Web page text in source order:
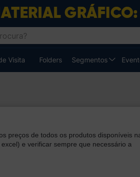
Visita Folders Segmentos
preços de todos os produtos disponíveis
e verificar sempre que necessário a